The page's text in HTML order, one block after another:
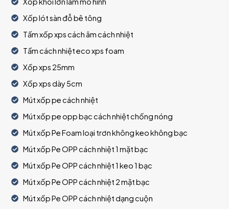
Xốp lót sàn đỗ bê tông
Tấm xốp xps cách âm cách nhiệt
Tấm cách nhiệt eco xps foam
Xốp xps 25mm
Xốp xps dày 5cm
Mút xốp pe cách nhiệt
Mút xốp pe opp bạc cách nhiệt chống nóng
Mút xốp Pe Foam loại trơn không keo không bạc
Mút xốp Pe OPP cách nhiệt 1 mặt bạc
Mút xốp Pe OPP cách nhiệt 1 keo 1 bạc
Mút xốp Pe OPP cách nhiệt 2 mặt bạc
Mút xốp Pe OPP cách nhiệt dạng cuộn